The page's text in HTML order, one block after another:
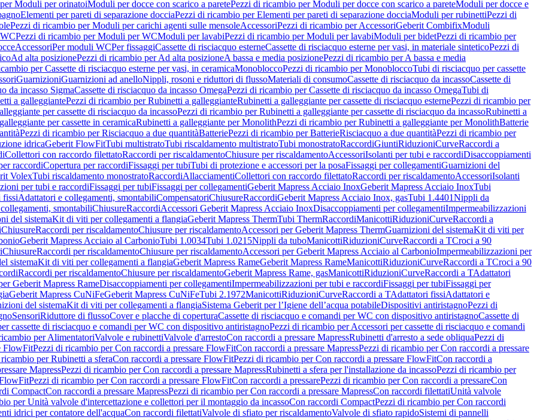
Moduli per orinatoiModuli per docce con scarico a paretePezzi di ricambio per Moduli per docce con scarico a pareteModuli per docce e
Elementi per pareti di separazione docciaPezzi di ricambio per Elementi per pareti di separazione docciaModuli per rubinettiPezzi di
Pezzi di ricambio per Moduli per carichi agenti sulle mensoleAccessoriPezzi di ricambio per AccessoriGeberit CombifixModuli
Pezzi di ricambio per Moduli per WCModuli per lavabiPezzi di ricambio per Moduli per lavabiModuli per bidetPezzi di ricambio per
AccessoriPer moduli WCPer fissaggiCassette di risciacquo esterneCassette di risciacquo esterne per vasi, in materiale sinteticoPezzi di
Ad alta posizionePezzi di ricambio per Ad alta posizioneA bassa e media posizionePezzi di ricambio per A bassa e media
per Cassette di risciacquo esterne per vasi, in ceramicaMonobloccoPezzi di ricambio per MonobloccoTubi di risciacquo per cassette
GuarnizioniGuarnizioni ad anelloNippli, rosoni e riduttori di flussoMateriali di consumoCassette di risciacquo da incassoCassette di
da incasso SigmaCassette di risciacquo da incasso OmegaPezzi di ricambio per Cassette di risciacquo da incasso OmegaTubi di
a galleggiantePezzi di ricambio per Rubinetti a galleggianteRubinetti a galleggiante per cassette di risciacquo esternePezzi di ricambio per
per cassette di risciacquo da incassoPezzi di ricambio per Rubinetti a galleggiante per cassette di risciacquo da incassoRubinetti a
per cassette in ceramicaRubinetti a galleggiante per MonolithPezzi di ricambio per Rubinetti a galleggiante per MonolithBatterie
Pezzi di ricambio per Risciacquo a due quantitàBatteriePezzi di ricambio per BatterieRisciacquo a due quantitàPezzi di ricambio per
idricaGeberit FlowFitTubi multistratoTubi riscaldamento multistratoTubi monostratoRaccordiGiuntiRiduzioniCurveRaccordi a
Collettori con raccordo filettatoRaccordi per riscaldamentoChiusure per riscaldamentoAccessoriIsolanti per tubi e raccordiDisaccoppiamenti
raccordiCopertura per raccordiFissaggi per tubiTubi di protezione e accessori per la posaFissaggi per collegamentiGuarnizioni del
VolexTubi riscaldamento monostratoRaccordiAllacciamentiCollettori con raccordo filettatoRaccordi per riscaldamentoAccessoriIsolanti
per tubi e raccordiFissaggi per tubiFissaggi per collegamentiGeberit Mapress Acciaio InoxGeberit Mapress Acciaio InoxTubi
fissiAdattatori e collegamenti, smontabiliCompensatoriChiusureRaccordiGeberit Mapress Acciaio Inox, gasTubi 1.4401Nippli da
smontabiliChiusureRaccordiAccessori Geberit Mapress Acciaio InoxDisaccoppiamenti per collegamentiImpermeabilizzazioni
del sistemaKit di viti per collegamenti a flangiaGeberit Mapress ThermTubi ThermRaccordiManicottiRiduzioniCurveRaccordi a
ChiusureRaccordi per riscaldamentoChiusure per riscaldamentoAccessori per Geberit Mapress ThermGuarnizioni del sistemaKit di viti per
Geberit Mapress Acciaio al CarbonioTubi 1.0034Tubi 1.0215Nippli da tuboManicottiRiduzioniCurveRaccordi a TCroci a 90
ChiusureRaccordi per riscaldamentoChiusure per riscaldamentoAccessori per Geberit Mapress Acciaio al CarbonioImpermeabilizzazioni per
sistemaKit di viti per collegamenti a flangiaGeberit Mapress RameGeberit Mapress RameManicottiRiduzioniCurveRaccordi a TCroci a 90
Raccordi per riscaldamentoChiusure per riscaldamentoGeberit Mapress Rame, gasManicottiRiduzioniCurveRaccordi a TAdattatori
Geberit Mapress RameDisaccoppiamenti per collegamentiImpermeabilizzazioni per tubi e raccordiFissaggi per tubiFissaggi per
Geberit Mapress CuNiFeGeberit Mapress CuNiFeTubi 2.1972ManicottiRiduzioniCurveRaccordi a TAdattatori fissiAdattatori e
del sistemaKit di viti per collegamenti a flangiaSistema Geberit per l’Igiene dell’acqua potabileDispositivi antiristagnoPezzi di
SensoriRiduttore di flussoCover e placche di coperturaCassette di risciacquo e comandi per WC con dispositivo antiristagnoCassette di
cassette di risciacquo e comandi per WC con dispositivo antiristagnoPezzi di ricambio per Accessori per cassette di risciacquo e comandi
per AlimentatoriValvole e rubinettiValvole d'arrestoCon raccordi a pressare MapressRubinetti d'arresto a sede obliquaPezzi di
FlowFitPezzi di ricambio per Con raccordi a pressare FlowFitCon raccordi a pressare MapressPezzi di ricambio per Con raccordi a pressare
per Rubinetti a sferaCon raccordi a pressare FlowFitPezzi di ricambio per Con raccordi a pressare FlowFitCon raccordi a
MapressPezzi di ricambio per Con raccordi a pressare MapressRubinetti a sfera per l'installazione da incassoPezzi di ricambio per
Pezzi di ricambio per Con raccordi a pressare FlowFitCon raccordi a pressarePezzi di ricambio per Con raccordi a pressareCon
CompactCon raccordi a pressare MapressPezzi di ricambio per Con raccordi a pressare MapressCon raccordi filettatiUnità valvole
per Unità valvole d'intercettazione e collettori per il montaggio da incassoCon raccordi CompactPezzi di ricambio per Con raccordi
idrici per contatore dell'acquaCon raccordi filettatiValvole di sfiato per riscaldamentoValvole di sfiato rapidoSistemi di pannelli